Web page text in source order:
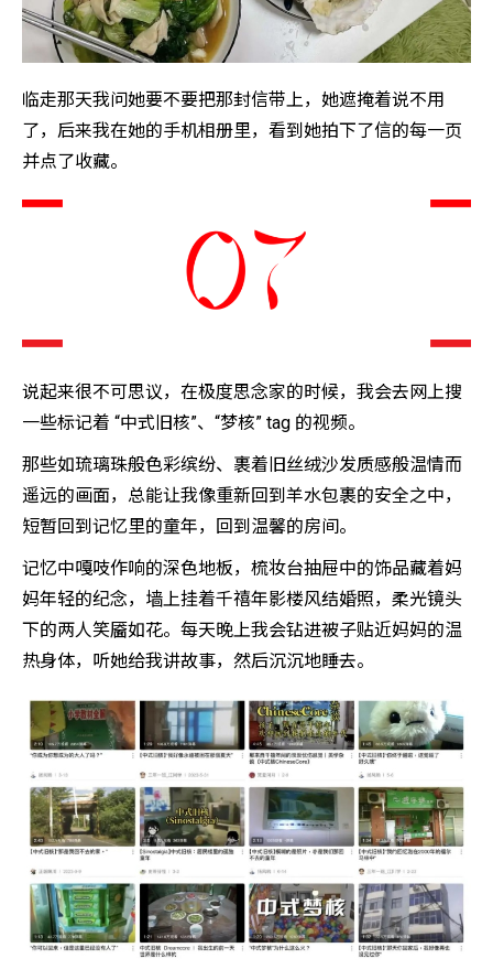
临走那天我问她要不要把那封信带上，她遮掩着说不用
了，后来我在她的手机相册里，看到她拍下了信的每一页
并点了收藏。
说起来很不可思议，在极度思念家的时候，我会去网上搜
一些标记着 “中式旧核”、“梦核” tag 的视频。
那些如琉璃珠般色彩缤纷、裹着旧丝绒沙发质感般温情而
遥远的画面，总能让我像重新回到羊水包裹的安全之中，
短暂回到记忆里的童年，回到温馨的房间。
记忆中嘎吱作响的深色地板，梳妆台抽屉中的饰品藏着妈
妈年轻的纪念，墙上挂着千禧年影楼风结婚照，柔光镜头
下的两人笑靥如花。每天晚上我会钻进被子贴近妈妈的温
热身体，听她给我讲故事，然后沉沉地睡去。